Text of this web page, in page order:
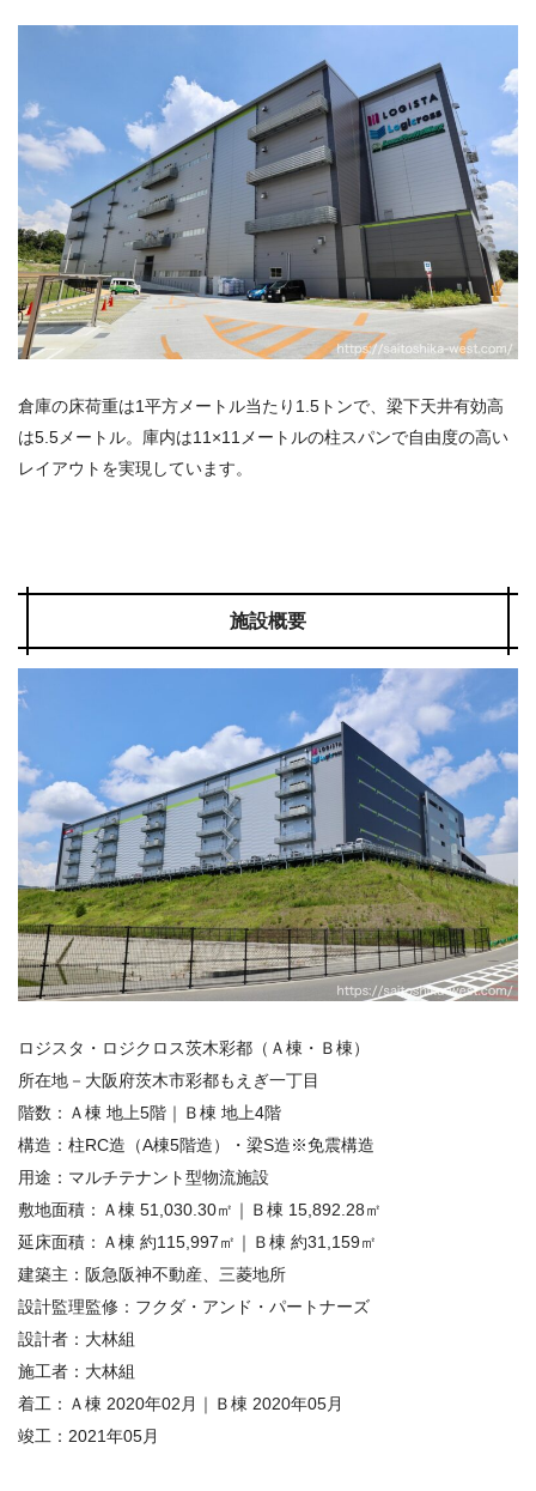
倉庫の床荷重は1平方メートル当たり 1.5 トンで、梁下天井有効高
は5.5 メートル。庫内は11×11 メートルの柱スパンで自由度の高い
レイアウトを実現しています。
施設概要
ロジスタ・ロジクロス茨木彩都（Ａ棟・Ｂ棟）
所在地－大阪府茨木市彩都もえぎ一丁目
階数：Ａ棟 地上5階｜Ｂ棟 地上4階
構造：柱RC造（A棟5階造）・梁S造※免震構造
用途：マルチテナント型物流施設
敷地面積：Ａ棟 51,030.30㎡｜Ｂ棟 15,892.28㎡
延床面積：Ａ棟 約115,997㎡｜Ｂ棟 約31,159㎡
建築主：阪急阪神不動産、三菱地所
設計監理監修：フクダ・アンド・パートナーズ
設計者：大林組
施工者：大林組
着工：Ａ棟 2020年02月｜Ｂ棟 2020年05月
竣工： 2021年05月